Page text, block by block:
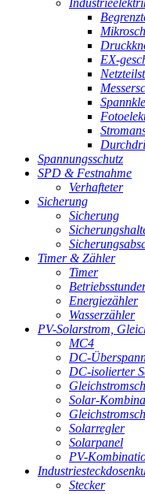
EX-
Spannungsschutz
SPD & Festnahme
Verhafteter
Sicherung
Sicherung
Timer & Zähler
Timer
Energiezähler
Wasserzähler
PV-Solarstrom,
MC4
DC-
DC-isolierter
Solar-
Solarregler
Solarpanel
PV-
Stecker